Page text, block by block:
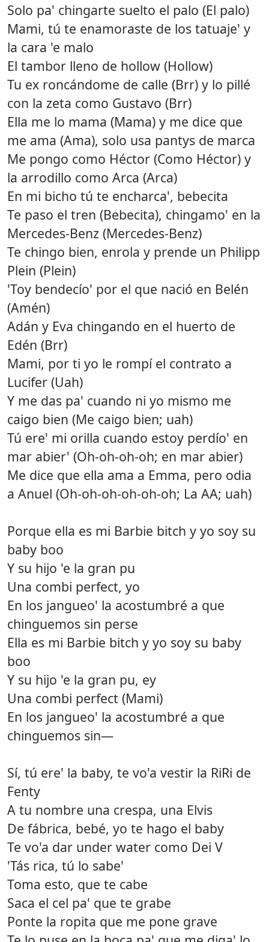
Solo pa' chingarte suelto el palo (El palo)
Mami, tú te enamoraste de los tatuaje' y
la cara 'e malo
El tambor lleno de hollow (Hollow)
Tu ex roncándome de calle (Brr) y lo pillé
con la zeta como Gustavo (Brr)
Ella me lo mama (Mama) y me dice que
me ama (Ama), solo usa pantys de marca
Me pongo como Héctor (Como Héctor) y
la arrodillo como Arca (Arca)
En mi bicho tú te encharca', bebecita
Te paso el tren (Bebecita), chingamo' en la
Mercedes-Benz (Mercedes-Benz)
Te chingo bien, enrola y prende un Philipp
Plein (Plein)
'Toy bendecío' por el que nació en Belén
(Amén)
Adán y Eva chingando en el huerto de
Edén (Brr)
Mami, por ti yo le rompí el contrato a
Lucifer (Uah)
Y me das pa' cuando ni yo mismo me
caigo bien (Me caigo bien; uah)
Tú ere' mi orilla cuando estoy perdío' en
mar abier' (Oh-oh-oh-oh; en mar abier)
Me dice que ella ama a Emma, pero odia
a Anuel (Oh-oh-oh-oh-oh-oh; La AA; uah)
Porque ella es mi Barbie bitch y yo soy su
baby boo
Y su hijo 'e la gran pu
Una combi perfect, yo
En los jangueo' la acostumbré a que
chinguemos sin perse
Ella es mi Barbie bitch y yo soy su baby
boo
Y su hijo 'e la gran pu, ey
Una combi perfect (Mami)
En los jangueo' la acostumbré a que
chinguemos sin—
Sí, tú ere' la baby, te vo'a vestir la RiRi de
Fenty
A tu nombre una crespa, una Elvis
De fábrica, bebé, yo te hago el baby
Te vo'a dar under water como Dei V
'Tás rica, tú lo sabe'
Toma esto, que te cabe
Saca el cel pa' que te grabe
Ponte la ropita que me pone grave